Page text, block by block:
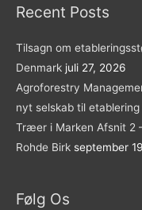
Recent Posts
Tilsagn om
Denmark juli 27, 2026
Agroforestry
nyt selskab til
Træer i Marken Afsnit 2
Rohde Birk september
Følg Os